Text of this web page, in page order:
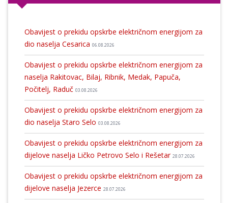
Obavijest o prekidu opskrbe električnom energijom za
dio naselja Cesarica 06.08.2026
Obavijest o prekidu opskrbe električnom energijom za
naselja Rakitovac, Bilaj, Ribnik, Medak, Papuča,
Počitelj, Raduč 03.08.2026
Obavijest o prekidu opskrbe električnom energijom za
dio naselja Staro Selo 03.08.2026
Obavijest o prekidu opskrbe električnom energijom za
dijelove naselja Ličko Petrovo Selo i Rešetar 28.07.2026
Obavijest o prekidu opskrbe električnom energijom za
dijelove naselja Jezerce 28.07.2026